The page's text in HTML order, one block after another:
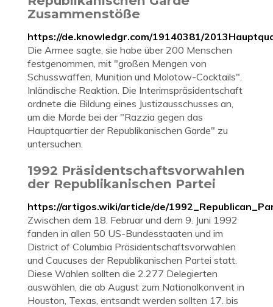
Zusammenstöße
https://de.knowledgr.com/19140381/
Die Armee sagte, sie habe über 200 Menschen
festgenommen, mit "großen Mengen von
Schusswaffen, Munition und Molotow-Cocktails".
Inländische Reaktion. Die Interimspräsidentschaft
ordnete die Bildung eines Justizausschusses an,
um die Morde bei der "Razzia gegen das
Hauptquartier der Republikanischen Garde" zu
untersuchen.
1992 Präsidentschaftsvorwahlen
der Republikanischen Partei
https://artigos.wiki/article/de/
Zwischen dem 18. Februar und dem 9. Juni 1992
fanden in allen 50 US-Bundesstaaten und im
District of Columbia Präsidentschaftsvorwahlen
und Caucuses der Republikanischen Partei statt.
Diese Wahlen sollten die 2.277 Delegierten
auswählen, die ab August zum Nationalkonvent in
Houston, Texas, entsandt werden sollten 17. bis